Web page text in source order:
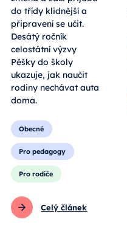
do třídy klidnější a
připravení se učit.
Desátý ročník
celostátní výzvy
Pěšky do školy
ukazuje, jak naučit
rodiny nechávat auta
doma.
Obecné
Pro pedagogy
Pro rodiče
Celý článek